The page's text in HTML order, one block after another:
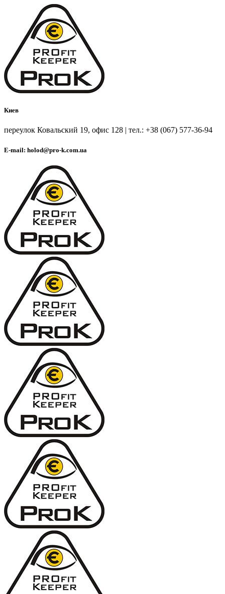
Киев
переулок Ковальский 19, офис 128 | тел.: +38 (067) 577-36-94
E-mail: holod@pro-k.com.ua